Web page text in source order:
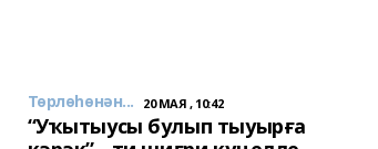
Төрлөһөнән... 20 МАЯ , 10:42
“Уҡытыусы булып тыуырға